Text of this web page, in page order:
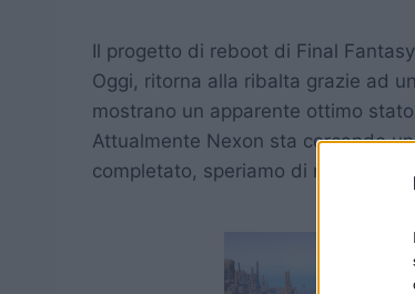
Il progetto di reboot di Final
Oggi, ritorna alla ribalta grazie ad
mostrano un apparente ottimo
Attualmente Nexon sta cercando
completato, speriamo di ricevere